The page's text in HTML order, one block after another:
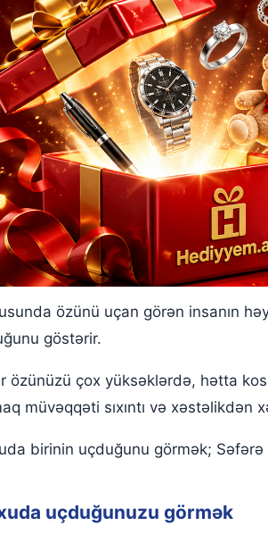
uçarkən yerə yıxılmaq
özünüzü göydən yerə yıxdığınızı
özünü uçan görən insanın
göstərir.
özünüzü çox yüksəklərdə, hətta
müvəqqəti sıxıntı və xəstəlikdən
birinin uçduğunu görmək; Səfərə
uçduğunuzu görmək